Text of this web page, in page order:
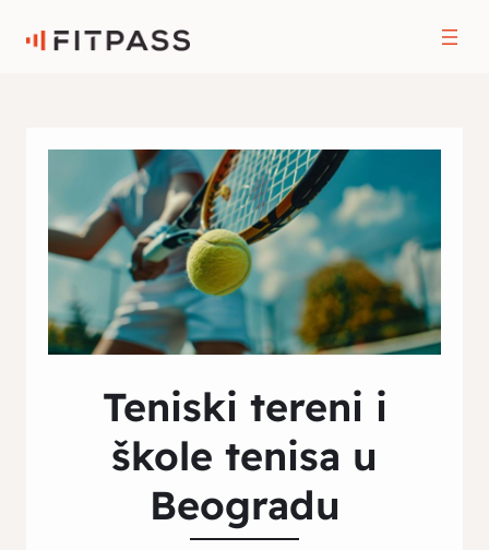
Teniski tereni i
škole tenisa u
Beogradu